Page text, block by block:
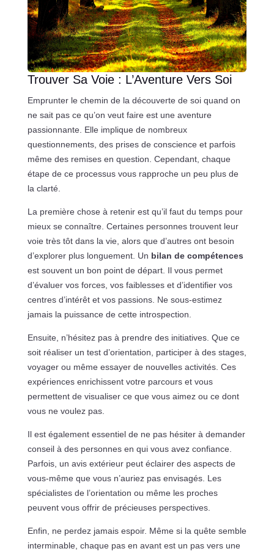
Trouver Sa Voie : L’Aventure Vers Soi
Emprunter le chemin de la découverte de soi quand on
ne sait pas ce qu’on veut faire est une aventure
passionnante. Elle implique de nombreux
questionnements, des prises de conscience et parfois
même des remises en question. Cependant, chaque
étape de ce processus vous rapproche un peu plus de
la clarté.
La première chose à retenir est qu’il faut du temps pour
mieux se connaître. Certaines personnes trouvent leur
voie très tôt dans la vie, alors que d’autres ont besoin
d’explorer plus longuement. Un bilan de compétences
est souvent un bon point de départ. Il vous permet
d’évaluer vos forces, vos faiblesses et d’identifier vos
centres d’intérêt et vos passions. Ne sous-estimez
jamais la puissance de cette introspection.
Ensuite, n’hésitez pas à prendre des initiatives. Que ce
soit réaliser un test d’orientation, participer à des stages,
voyager ou même essayer de nouvelles activités. Ces
expériences enrichissent votre parcours et vous
permettent de visualiser ce que vous aimez ou ce dont
vous ne voulez pas.
Il est également essentiel de ne pas hésiter à demander
conseil à des personnes en qui vous avez confiance.
Parfois, un avis extérieur peut éclairer des aspects de
vous-même que vous n’auriez pas envisagés. Les
spécialistes de l’orientation ou même les proches
peuvent vous offrir de précieuses perspectives.
Enfin, ne perdez jamais espoir. Même si la quête semble
interminable, chaque pas en avant est un pas vers une